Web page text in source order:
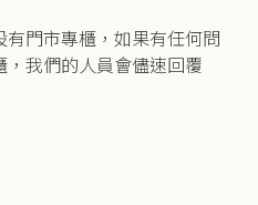
門市專櫃，如果有任何問
我們的人員會儘速回覆